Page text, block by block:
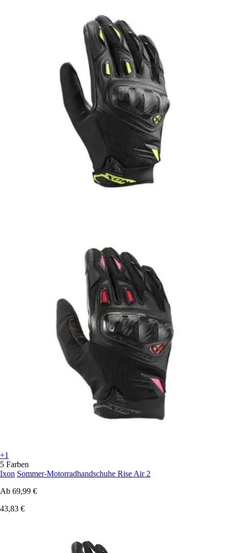
+1
5 Farben
Ixon Sommer-Motorradhandschuhe Rise Air 2
Ab 69,99 €
43,83 €